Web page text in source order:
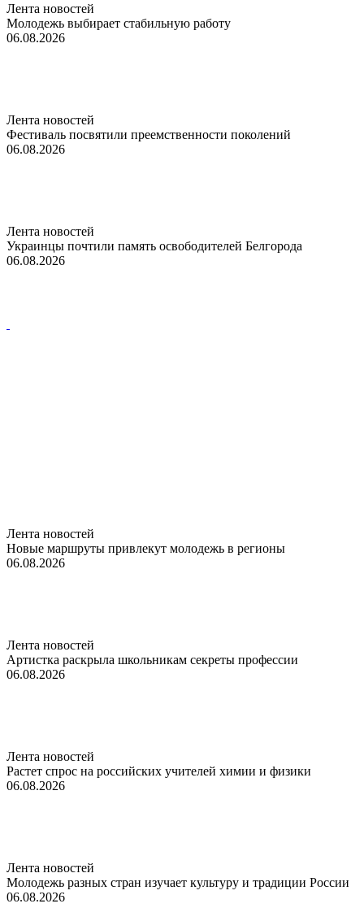
Лента новостей
Молодежь выбирает стабильную работу
06.08.2026
Лента новостей
Фестиваль посвятили преемственности поколений
06.08.2026
Лента новостей
Украинцы почтили память освободителей Белгорода
06.08.2026
Лента новостей
Новые маршруты привлекут молодежь в регионы
06.08.2026
Лента новостей
Артистка раскрыла школьникам секреты профессии
06.08.2026
Лента новостей
Растет спрос на российских учителей химии и физики
06.08.2026
Лента новостей
Молодежь разных стран изучает культуру и традиции России
06.08.2026